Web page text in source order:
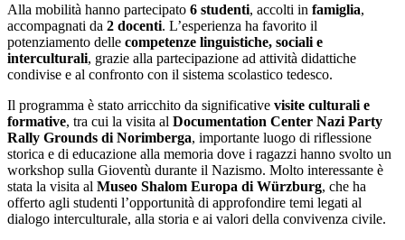
Alla mobilità hanno partecipato 6 studenti, accolti in famiglia,
accompagnati da 2 docenti. L’esperienza ha favorito il
potenziamento delle competenze linguistiche, sociali e
interculturali, grazie alla partecipazione ad attività didattiche
condivise e al confronto con il sistema scolastico tedesco.
Il programma è stato arricchito da significative visite culturali e
formative, tra cui la visita al Documentation Center Nazi Party
Rally Grounds di Norimberga, importante luogo di riflessione
storica e di educazione alla memoria dove i ragazzi hanno svolto un
workshop sulla Gioventù durante il Nazismo. Molto interessante è
stata la visita al Museo Shalom Europa di Würzburg, che ha
offerto agli studenti l’opportunità di approfondire temi legati al
dialogo interculturale, alla storia e ai valori della convivenza civile.